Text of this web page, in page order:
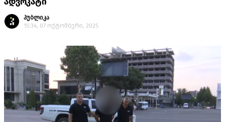
პუბლიკა
15:34, 07 ოქტომბერი, 2025